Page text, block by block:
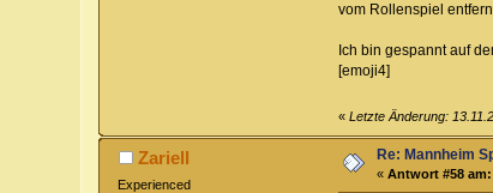
vom Rollenspiel
Ich bin gespannt auf
[emoji4]
« Letzte Änderung:
Zariell
Experienced
Re: Mannheim
«Antwort #58 am: